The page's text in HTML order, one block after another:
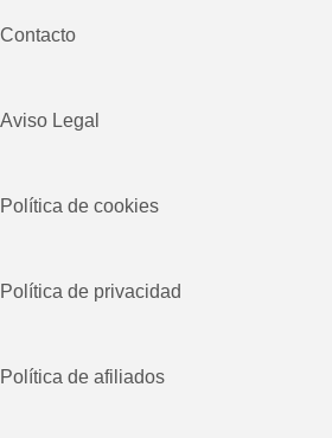
Contacto
Aviso Legal
Política de cookies
Política de privacidad
Política de afiliados